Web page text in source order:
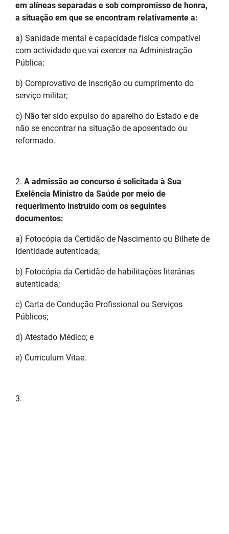
em alíneas separadas e sob compromisso de honra,
a situação em que se encontram relativamente a:
a) Sanidade mental e capacidade física compatível
com actividade que vai exercer na Administração
Pública;
b) Comprovativo de inscrição ou cumprimento do
serviço militar;
c) Não ter sido expulso do aparelho do Estado e de
não se encontrar na situação de aposentado ou
reformado.
2. A admissão ao concurso é solicitada à Sua
Exelência Ministro da Saúde por meio de
requerimento instruído com os seguintes
documentos:
a) Fotocópia da Certidão de Nascimento ou Bilhete de
Identidade autenticada;
b) Fotocópia da Certidão de habilitações literárias
autenticada;
c) Carta de Condução Profissional ou Serviços
Públicos;
d) Atestado Médico; e
e) Curriculum Vitae.
3.